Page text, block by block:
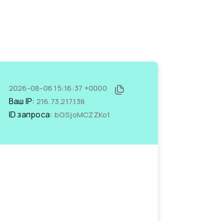
2026-08-06 15:16:37 +0000
Ваш IP: 216.73.217.138
ID запроса: bGSjoMCZZKo1